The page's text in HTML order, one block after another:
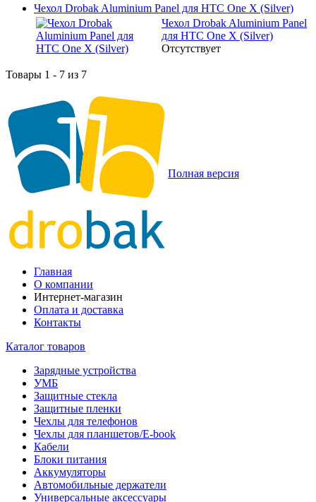
Чехол Drobak Aluminium Panel для HTC One X (Silver)
Чехол Drobak Aluminium Panel
для HTC One X (Silver)
Отсутствует
Товары 1 - 7 из 7
Полная версия
Главная
О компании
Интернет-магазин
Оплата и доставка
Контакты
Каталог товаров
Зарядные устройства
УМБ
Защитные стекла
Защитные пленки
Чехлы для телефонов
Чехлы для планшетов/E-book
Кабели
Блоки питания
Аккумуляторы
Автомобильные держатели
Универсальные аксессуары